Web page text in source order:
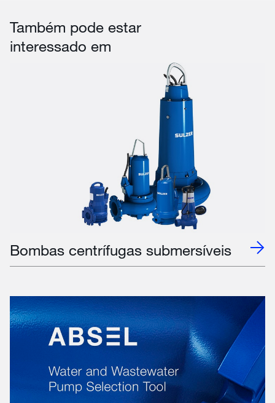
Também pode estar
interessado em
Bombas centrífugas submersíveis